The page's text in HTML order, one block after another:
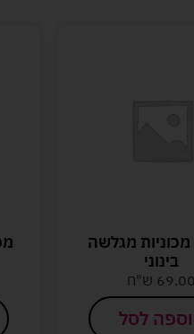
מגלשה
בינוני
69.00 ש"ח
לסל